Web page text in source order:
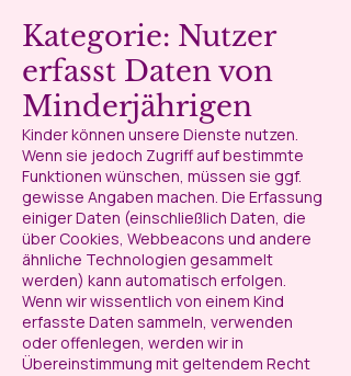
Kategorie: Nutzer
erfasst Daten von
Minderjährigen
Kinder können unsere Dienste nutzen.
Wenn sie jedoch Zugriff auf bestimmte
Funktionen wünschen, müssen sie ggf.
gewisse Angaben machen. Die Erfassung
einiger Daten (einschließlich Daten, die
über Cookies, Webbeacons und andere
ähnliche Technologien gesammelt
werden) kann automatisch erfolgen.
Wenn wir wissentlich von einem Kind
erfasste Daten sammeln, verwenden
oder offenlegen, werden wir in
Übereinstimmung mit geltendem Recht